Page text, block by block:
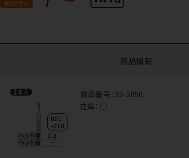
商品情報
商品番号： 35-5050
在庫： ○